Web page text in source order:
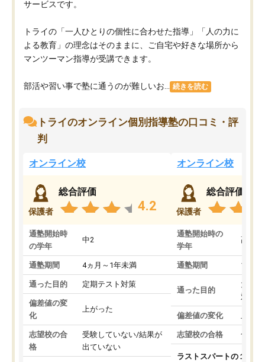
サービスです。
トライの「一人ひとりの個性に合わせた指導」「人の力に
よる教育」の理念はそのままに、ご自宅や好きな場所から
マンツーマン指導が受講できます。
部活や習い事で塾に通うのが難しいお... 続きを読む
トライのオンライン個別指導塾の口コミ・評
判
オンライン校
保護者
総合評価
4.2
通塾開始時
の学年
中2
通塾期間 4ヵ月～1年未満
通った目的 定期テスト対策
偏差値の変
化
上がった
志望校の合
格
受験していない/結果が
出ていない
オンライン校
保護者
総合評価
通塾開始時の
学年
高3
通塾期間 1～3
通った目的
大学
対策
偏差値の変化 上が
志望校の合格 合格
ラストスパートの１か月